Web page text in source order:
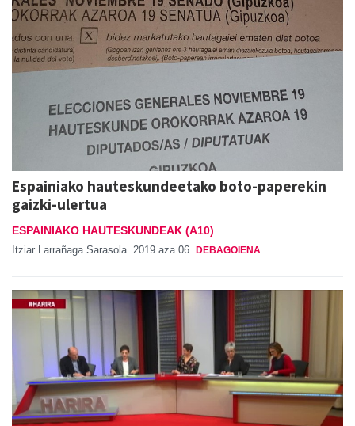
Espainiako hauteskundeetako boto-paperekin
gaizki-ulertua
ESPAINIAKO HAUTESKUNDEAK (A10)
Itziar Larrañaga Sarasola 2019 aza 06 DEBAGOIENA